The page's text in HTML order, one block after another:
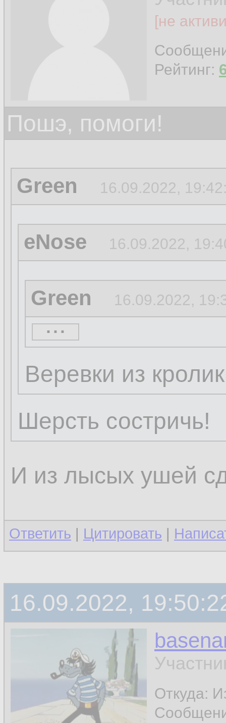
[не
Рейтинг:
Пошэ, помоги!
Green 16.09.2022,
eNose 16.09.2022,
Green 16.09.2022,
eNose
Труба Кролега
...
Какой же ты
Бесполезно
гений, и можно
...
Веревки из
Шерсть состричь!
И из лысых ушей
Ответить | Цитировать |
16.09.2022,
Откуда: